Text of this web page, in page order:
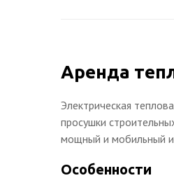
Аренда
Электрическая
просушки
мощный и мобильный
Особенности